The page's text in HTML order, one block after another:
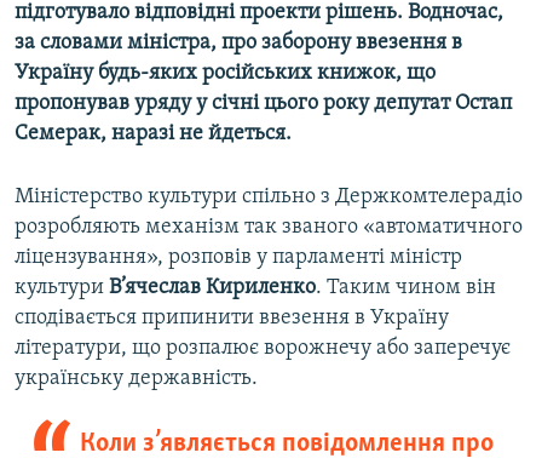
Усі сайти RFE/RL
підготувало відповідні проекти рішень. Водночас,
за словами міністра, про заборону ввезення в
Україну будь-яких російських книжок, що
пропонував уряду у січні цього року депутат Остап
Семерак, наразі не йдеться.
Міністерство культури спільно з Держкомтелерадіо
розробляють механізм так званого «автоматичного
ліцензування», розповів у парламенті міністр
культури В’ячеслав Кириленко. Таким чином він
сподівається припинити ввезення в Україну
літератури, що розпалює ворожнечу або заперечує
українську державність.
Коли з’являється повідомлення про